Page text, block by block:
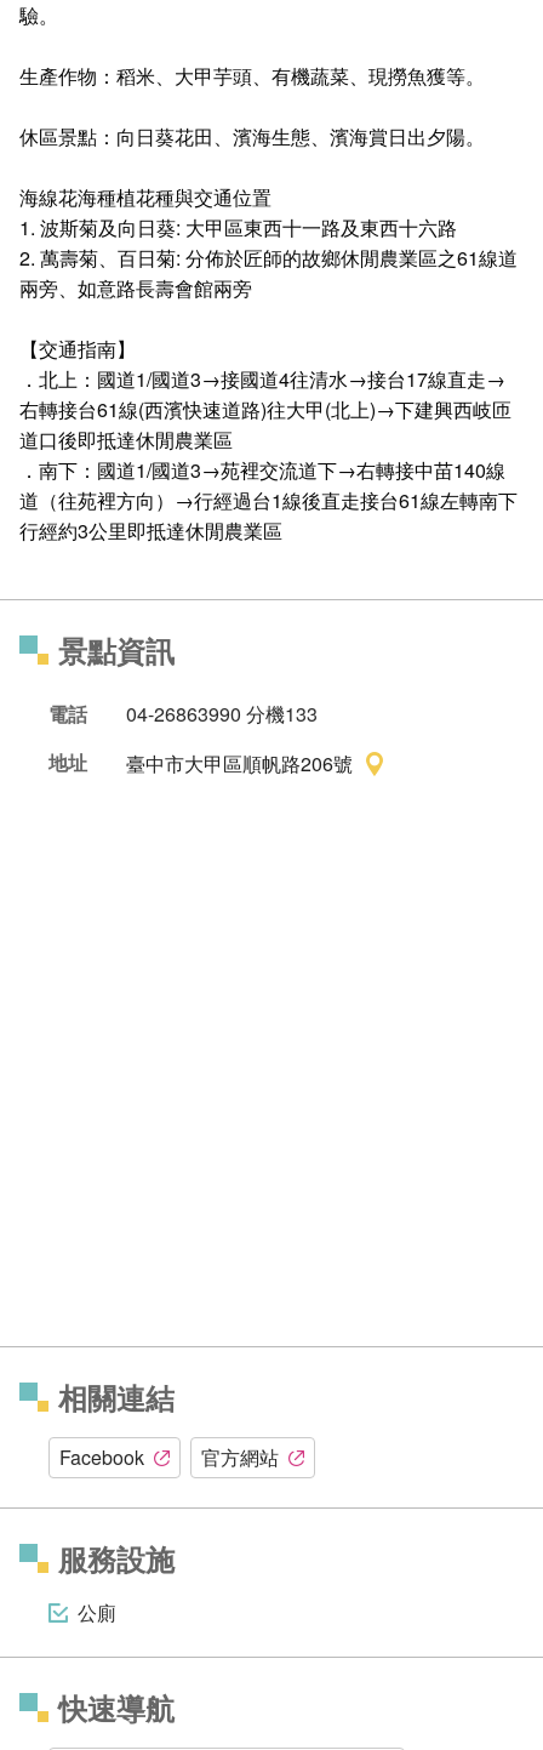
驗。
生產作物：稻米、大甲芋頭、有機蔬菜、現撈魚獲等。
休區景點：向日葵花田、濱海生態、濱海賞日出夕陽。
海線花海種植花種與交通位置
1. 波斯菊及向日葵: 大甲區東西十一路及東西十六路
2. 萬壽菊、百日菊: 分佈於匠師的故鄉休閒農業區之61線道
兩旁、如意路長壽會館兩旁
【交通指南】
．北上：國道1/國道3→接國道4往清水→接台17線直走→
右轉接台61線(西濱快速道路)往大甲(北上)→下建興西岐匝
道口後即抵達休閒農業區
．南下：國道1/國道3→苑裡交流道下→右轉接中苗140線
道（往苑裡方向）→行經過台1線後直走接台61線左轉南下
行經約3公里即抵達休閒農業區
景點資訊
電話
04-26863990 分機133
地址
臺中市大甲區順帆路206號
相關連結
Facebook 官方網站
服務設施
公廁
快速導航